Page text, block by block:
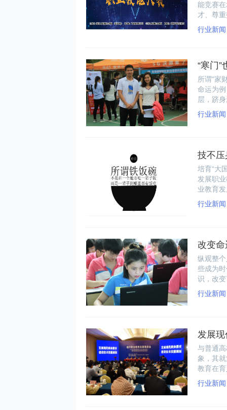
能竞赛
才、尊
伍建设
行业新闻
“寒门
所谓“家
命运为
层，跻
行业新闻
技不压
培育“大
发展职
业教育
业教育
行业新闻
改变
纵观整
些成为
识，改
行业新闻
发展
与普通
象，其
教育在
行业新闻